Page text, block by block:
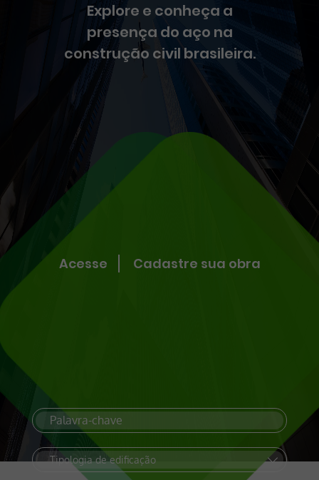
Explore e conheça a
presença do aço na
construção civil brasileira.
Acesse Cadastre sua obra